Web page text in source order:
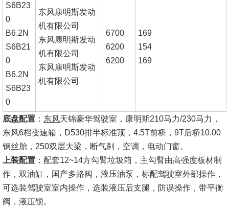
S6B23
0
B6.2N
S6B21
0
B6.2N
S6B23
0
东风康明斯发动
机有限公司
东风康明斯发动
机有限公司
东风康明斯发动
机有限公司
6700
6200
6200
169
154
169
底盘配置 ： 东风天锦豪华驾驶室，康明斯210马力/230马力，
东风6档变速箱，D530排半标准顶，4.5T前桥，9T后桥10.00
钢丝胎，250双层大梁，断气刹，空调，电动门窗。
上装配置 ：配套12~14方勾臂垃圾箱，主勾臂由高强度板材制
作，双油缸，国产多路阀，液压油泵，标配驾驶室外部操作，
可选装驾驶室室内操作，选装液压后支腿，防误操作，带平衡
阀，液压锁。